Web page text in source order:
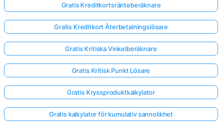
Gratis Kreditkortsränteberäknare
Gratis Kreditkort Återbetalningslösare
Gratis Kritiska Vinkelberäknare
Gratis Kritisk Punkt Lösare
Gratis Kryssproduktkalkylator
Gratis kalkylator för kumulativ sannolikhet